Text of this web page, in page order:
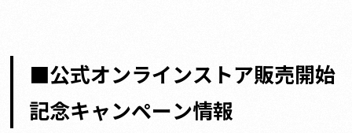
■公式オンラインストア販売開始
記念キャンペーン情報